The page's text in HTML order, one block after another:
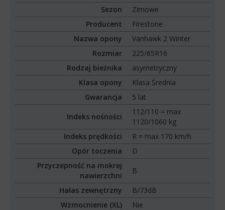
Sezon
Zimowe
Producent
Firestone
Nazwa opony
Vanhawk 2 Winter
Rozmiar
225/65R16
Rodzaj bieżnika
asymetryczny
Klasa opony
Klasa Średnia
Gwarancja
5 lat
Indeks nośności
112/110 = max
1120/1060 kg
Indeks prędkości
R = max 170 km/h
Opór toczenia
D
Przyczepność na mokrej
nawierzchni
B
Hałas zewnętrzny
B/73dB
Wzmocnienie (XL)
Nie